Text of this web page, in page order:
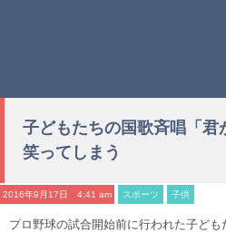
子どもたちの国歌斉唱「君
笑ってしまう
2016年9月17日 4:41 am スポーツ 子供
プロ野球の試合開始前に行われた子ど